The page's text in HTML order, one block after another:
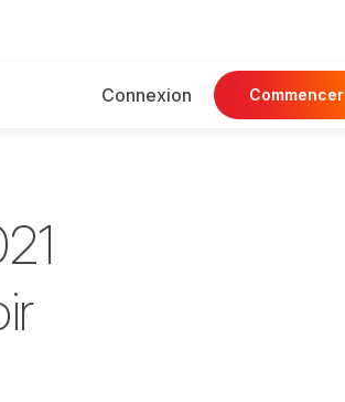
Connexion Commencer